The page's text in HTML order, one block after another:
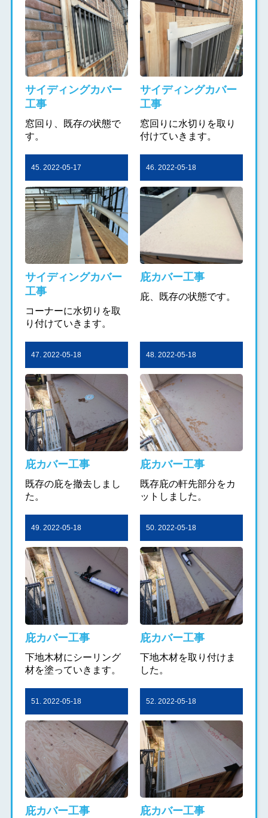
サイディングカバー
工事
窓回り、既存の状態で
す。
サイディングカバー
工事
窓回りに水切りを取り
付けていきます。
45. 2022-05-17
サイディングカバー
工事
コーナーに水切りを取
り付けていきます。
46. 2022-05-18
庇カバー工事
庇、既存の状態です。
47. 2022-05-18
庇カバー工事
既存の庇を撤去しまし
た。
48. 2022-05-18
庇カバー工事
既存庇の軒先部分をカ
ットしました。
49. 2022-05-18
庇カバー工事
下地木材にシーリング
材を塗っていきます。
50. 2022-05-18
庇カバー工事
下地木材を取り付けま
した。
51. 2022-05-18
庇カバー工事
52. 2022-05-18
庇カバー工事